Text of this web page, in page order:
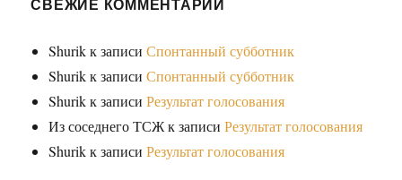
СВЕЖИЕ КОММЕНТАРИИ
Shurikк записиСпонтанный субботник
Shurikк записиСпонтанный субботник
Shurikк записиРезультат голосования
Из соседнего ТСЖк записиРезультат голосования
Shurikк записиРезультат голосования